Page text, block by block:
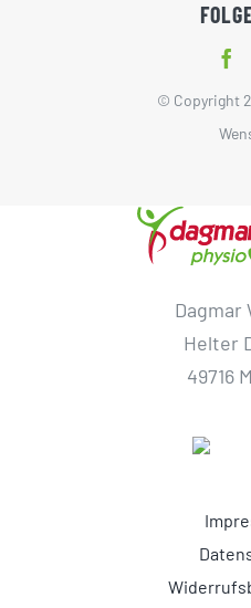
© Copyright
Dagmar
Helter
49716